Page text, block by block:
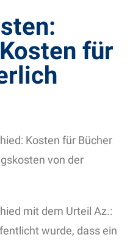
für
Kosten für Bücher
von der
mit dem Urteil Az.:
wurde, dass ein